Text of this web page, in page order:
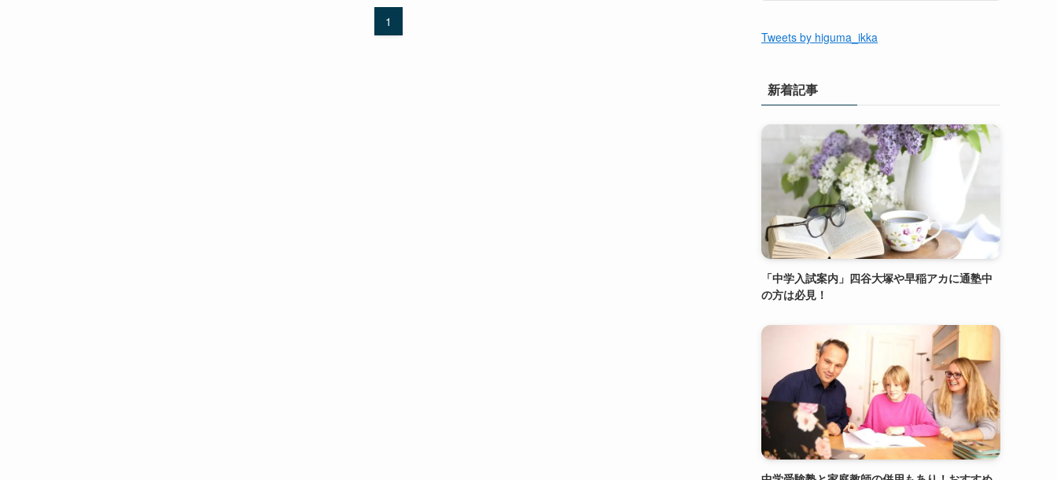
1
Tweets by higuma_ikka
新着記事
「中学入試案内」四谷大塚や早稲アカに通塾中
の方は必見！